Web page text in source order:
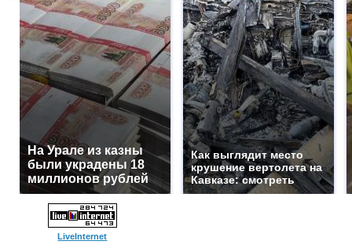
На Урале из казны
были украдены 18
миллионов рублей
Как выглядит место
крушение вертолета на
Кавказе: смотреть
LiveInternet